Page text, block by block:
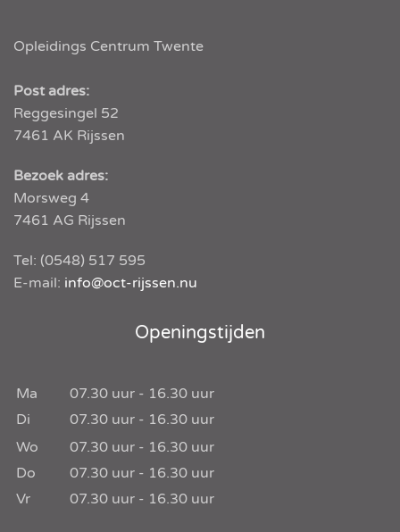
Opleidings Centrum Twente
Post adres:
Reggesingel 52
7461 AK Rijssen
Bezoek adres:
Morsweg 4
7461 AG Rijssen
Tel: (0548) 517 595
E-mail: info@oct-rijssen.nu
Openingstijden
Ma 07.30 uur - 16.30 uur
Di
07.30 uur - 16.30 uur
Wo
07.30 uur - 16.30 uur
Do
07.30 uur - 16.30 uur
Vr
07.30 uur - 16.30 uur